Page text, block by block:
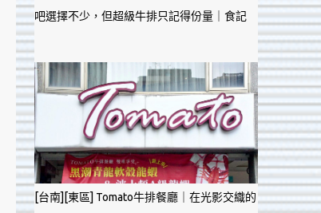
吧選擇不少，但超級牛排只記得份量｜食記
[台南][東區] Tomato牛排餐廳｜在光影交織的